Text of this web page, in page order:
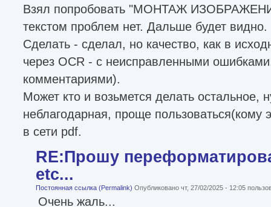
Взял попробовать "МОНТАЖ
текстом проблем нет. Дальше будет видно.
Сделать - сделал, но качество, как в
через OCR - с неисправленными
комментариями).
Может кто и возьмется делать остальное,
неблагодарная, проще
в сети pdf.
RE:Прошу
etc...
Постоянная ссылка (Permalink) Опубликовано чт, 27/02/2025 - 12:05
Очень жаль...